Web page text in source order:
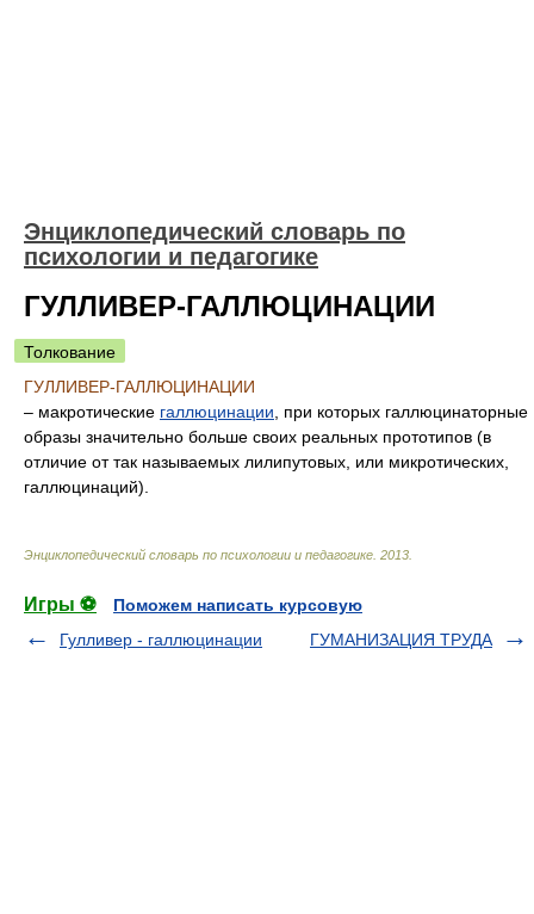
Энциклопедический словарь по
психологии и педагогике
ГУЛЛИВЕР-ГАЛЛЮЦИНАЦИИ
Толкование
ГУЛЛИВЕР-ГАЛЛЮЦИНАЦИИ
– макротические галлюцинации , при которых галлюцинаторные
образы значительно больше своих реальных прототипов (в
отличие от так называемых лилипутовых, или микротических,
галлюцинаций).
Энциклопедический словарь по психологии и педагогике 2013
Игры ⚽
Поможем написать курсовую
Гулливер - галлюцинации
ГУМАНИЗАЦИЯ ТРУДА